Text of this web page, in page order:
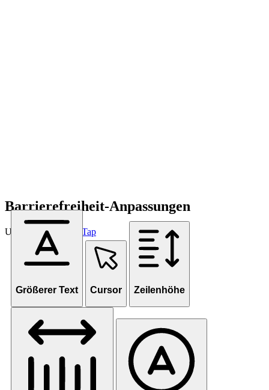
Barrierefreiheit-Anpassungen
Unterstützt von OneTap
Größerer Text Cursor Zeilenhöhe